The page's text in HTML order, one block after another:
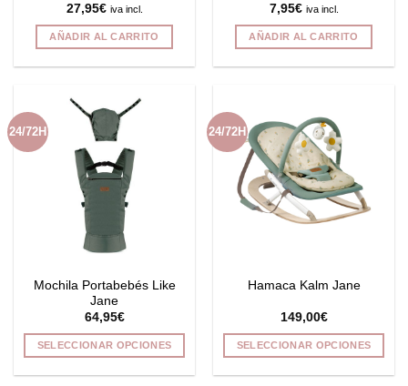
27,95€ iva incl.
AÑADIR AL CARRITO
7,95€ iva incl.
AÑADIR AL CARRITO
24/72H
Mochila Portabebés Like
Jane
64,95€
SELECCIONAR OPCIONES
24/72H
Hamaca Kalm Jane
149,00€
SELECCIONAR OPCIONES